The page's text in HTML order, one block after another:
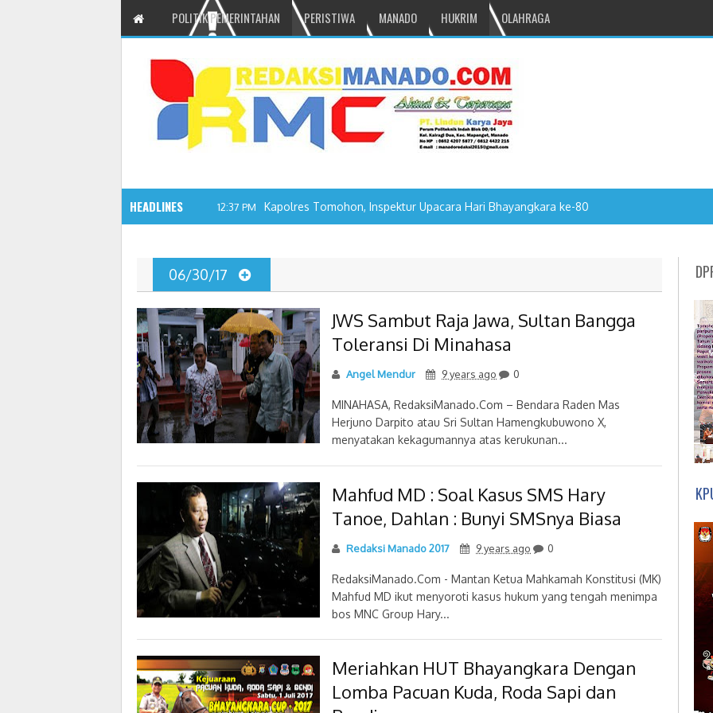
POLITIK PEMERINTAHAN PERISTIWA MANADO HUKRIM OLAHRAGA
HEADLINES 12:37 PM Kapolres Tomohon, Inspektur Upacara Hari Bhayangkara ke-80
06/30/17
JWS Sambut Raja Jawa, Sultan Bangga
Toleransi Di Minahasa
Angel Mendur 9 years ago 0
MINAHASA, RedaksiManado.Com – Bendara Raden Mas
Herjuno Darpito atau Sri Sultan Hamengkubuwono X,
menyatakan kekagumannya atas kerukunan...
Mahfud MD : Soal Kasus SMS Hary
Tanoe, Dahlan : Bunyi SMSnya Biasa
Redaksi Manado 2017 9 years ago 0
RedaksiManado.Com - Mantan Ketua Mahkamah Konstitusi (MK)
Mahfud MD ikut menyoroti kasus hukum yang tengah menimpa
bos MNC Group Hary...
Meriahkan HUT Bhayangkara Dengan
Lomba Pacuan Kuda, Roda Sapi dan